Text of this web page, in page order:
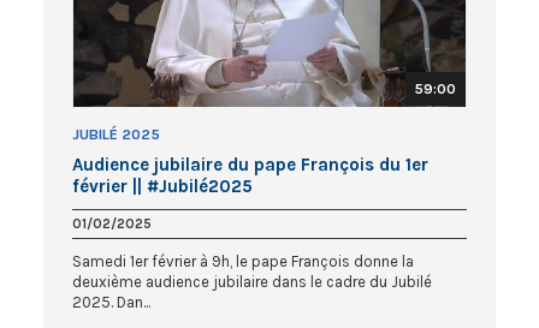
59:00
JUBILÉ 2025
Audience jubilaire du pape François du 1er
février || #Jubilé2025
01/02/2025
Samedi 1er février à 9h, le pape François donne la
deuxième audience jubilaire dans le cadre du Jubilé
2025. Dan...